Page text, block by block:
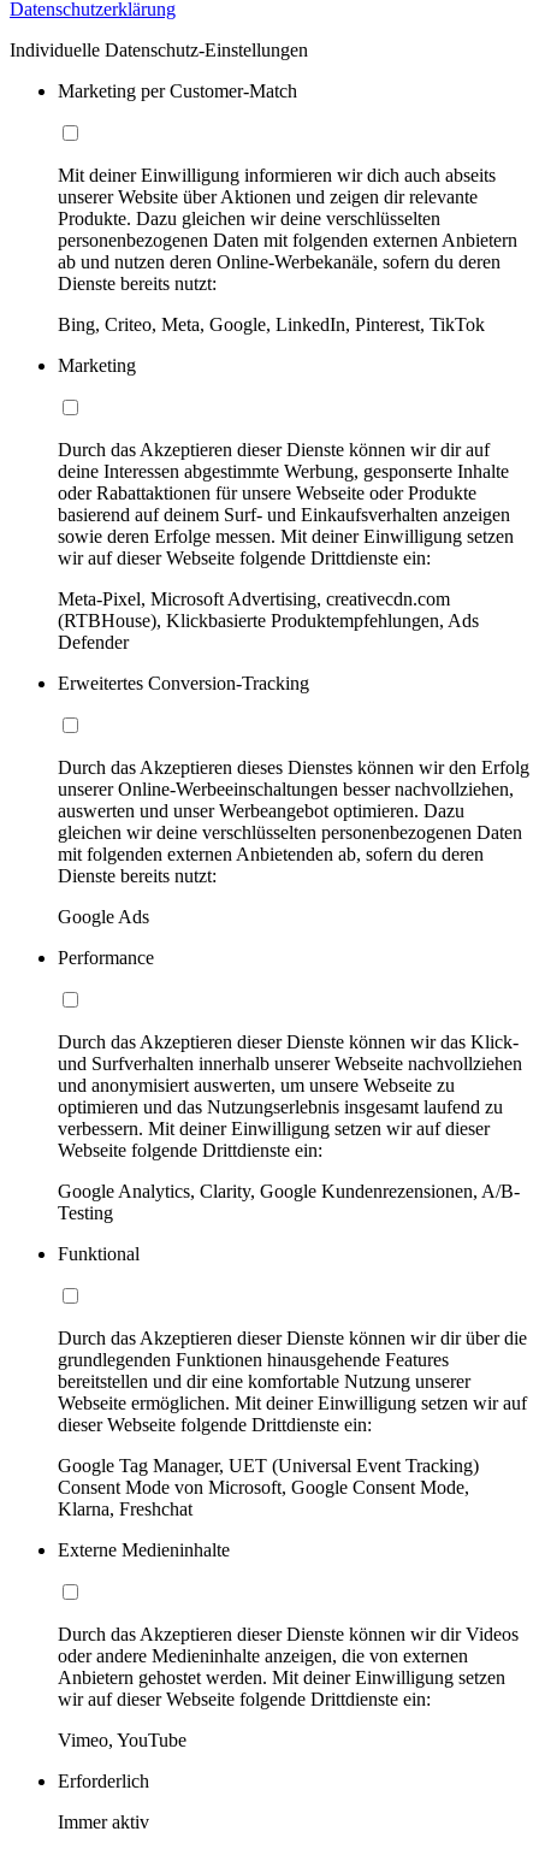
Datenschutzerklärung
Individuelle Datenschutz-Einstellungen
Marketing per Customer-Match
Mit deiner Einwilligung informieren wir dich auch abseits
unserer Website über Aktionen und zeigen dir relevante
Produkte. Dazu gleichen wir deine verschlüsselten
personenbezogenen Daten mit folgenden externen Anbietern
ab und nutzen deren Online-Werbekanäle, sofern du deren
Dienste bereits nutzt:
Bing, Criteo, Meta, Google, LinkedIn, Pinterest, TikTok
Marketing
Durch das Akzeptieren dieser Dienste können wir dir auf
deine Interessen abgestimmte Werbung, gesponserte Inhalte
oder Rabattaktionen für unsere Webseite oder Produkte
basierend auf deinem Surf- und Einkaufsverhalten anzeigen
sowie deren Erfolge messen. Mit deiner Einwilligung setzen
wir auf dieser Webseite folgende Drittdienste ein:
Meta-Pixel, Microsoft Advertising, creativecdn.com
(RTBHouse), Klickbasierte Produktempfehlungen, Ads
Defender
Erweitertes Conversion-Tracking
Durch das Akzeptieren dieses Dienstes können wir den Erfolg
unserer Online-Werbeeinschaltungen besser nachvollziehen,
auswerten und unser Werbeangebot optimieren. Dazu
gleichen wir deine verschlüsselten personenbezogenen Daten
mit folgenden externen Anbietenden ab, sofern du deren
Dienste bereits nutzt:
Google Ads
Performance
Durch das Akzeptieren dieser Dienste können wir das Klick-
und Surfverhalten innerhalb unserer Webseite nachvollziehen
und anonymisiert auswerten, um unsere Webseite zu
optimieren und das Nutzungserlebnis insgesamt laufend zu
verbessern. Mit deiner Einwilligung setzen wir auf dieser
Webseite folgende Drittdienste ein:
Google Analytics, Clarity, Google Kundenrezensionen, A/B-
Testing
Funktional
Durch das Akzeptieren dieser Dienste können wir dir über die
grundlegenden Funktionen hinausgehende Features
bereitstellen und dir eine komfortable Nutzung unserer
Webseite ermöglichen. Mit deiner Einwilligung setzen wir auf
dieser Webseite folgende Drittdienste ein:
Google Tag Manager, UET (Universal Event Tracking)
Consent Mode von Microsoft, Google Consent Mode,
Klarna, Freshchat
Externe Medieninhalte
Durch das Akzeptieren dieser Dienste können wir dir Videos
oder andere Medieninhalte anzeigen, die von externen
Anbietern gehostet werden. Mit deiner Einwilligung setzen
wir auf dieser Webseite folgende Drittdienste ein:
Vimeo, YouTube
Erforderlich
Immer aktiv